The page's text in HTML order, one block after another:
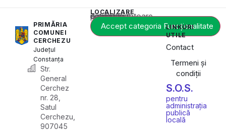
PRIMĂRIA
COMUNEI
CERCHEZU
Județul
Constanța
Str.
General
Cerchez
nr. 28,
Satul
Cerchezu,
907045
LOCALIZARE
Acest conținut este blocat până când acceptați categoria corespunzătoare de cookie-uri.
Accept categoria Funcționalitate
LINKURI
UTILE
Contact
Termeni și
condiții
S.O.S.
pentru
administrația
publică
locală